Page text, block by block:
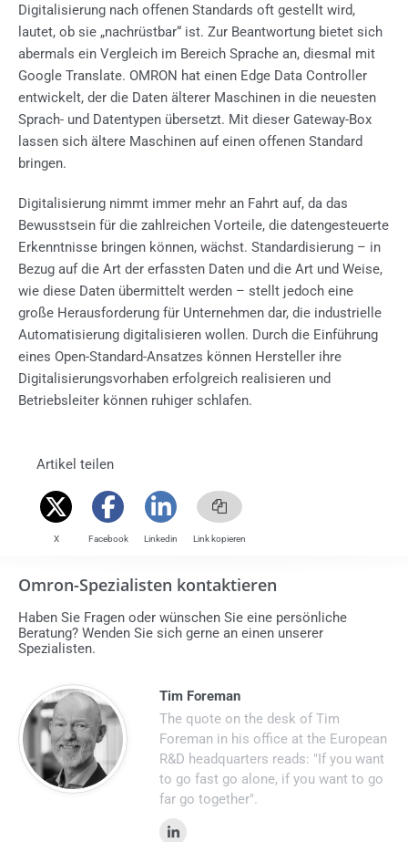
Digitalisierung nach offenen Standards oft gestellt wird,
lautet, ob sie „nachrüstbar“ ist. Zur Beantwortung bietet sich
abermals ein Vergleich im Bereich Sprache an, diesmal mit
Google Translate. OMRON hat einen Edge Data Controller
entwickelt, der die Daten älterer Maschinen in die neuesten
Sprach- und Datentypen übersetzt. Mit dieser Gateway-Box
lassen sich ältere Maschinen auf einen offenen Standard
bringen.
Digitalisierung nimmt immer mehr an Fahrt auf, da das
Bewusstsein für die zahlreichen Vorteile, die datengesteuerte
Erkenntnisse bringen können, wächst. Standardisierung – in
Bezug auf die Art der erfassten Daten und die Art und Weise,
wie diese Daten übermittelt werden – stellt jedoch eine
große Herausforderung für Unternehmen dar, die industrielle
Automatisierung digitalisieren wollen. Durch die Einführung
eines Open-Standard-Ansatzes können Hersteller ihre
Digitalisierungsvorhaben erfolgreich realisieren und
Betriebsleiter können ruhiger schlafen.
Artikel teilen
X Facebook Linkedin Link kopieren
Omron-Spezialisten kontaktieren
Haben Sie Fragen oder wünschen Sie eine persönliche
Beratung? Wenden Sie sich gerne an einen unserer
Spezialisten.
Tim Foreman
The quote on the desk of Tim
Foreman in his office at the European
R&D headquarters reads: "If you want
to go fast go alone, if you want to go
far go together".